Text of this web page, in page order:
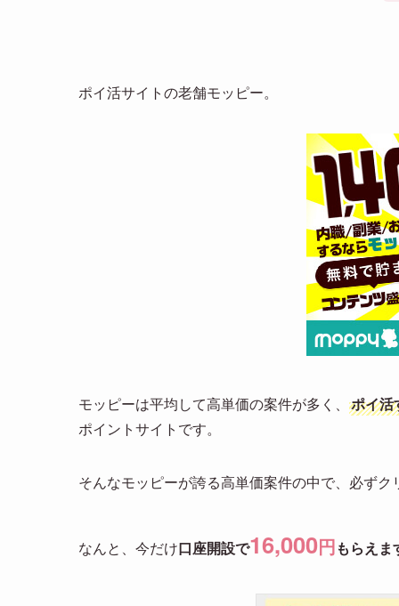
ポイ活サイトの老舗モッピー。
モッピーは平均して高単価の案件が多く、 ポイ活
ポイントサイトです。
そんなモッピーが誇る高単価案件の中で、必ずク
なんと、今だけ口座開設で16,000円もらえま